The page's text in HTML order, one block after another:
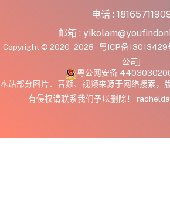
电话 :
邮箱 :
Copyright © 2020 - 2025 粤ICP备13013429
公司]
粤公网安备
本站部分图片、音频、视频来源于网络搜索，
有侵权请联系我们予以删除！